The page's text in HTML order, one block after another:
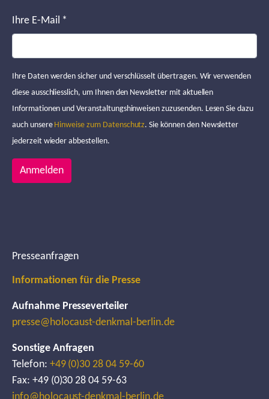
Ihre E-Mail *
Ihre Daten werden sicher und verschlüsselt übertragen. Wir verwenden
diese ausschliesslich, um Ihnen den Newsletter mit aktuellen
Informationen und Veranstaltungshinweisen zuzusenden. Lesen Sie dazu
auch unsere Hinweise zum Datenschutz. Sie können den Newsletter
jederzeit wieder abbestellen.
Anmelden
Presseanfragen
Informationen für die Presse
Aufnahme Presseverteiler
presse@holocaust-denkmal-berlin.de
Sonstige Anfragen
Telefon: +49 (0)30 28 04 59-60
Fax: +49 (0)30 28 04 59-63